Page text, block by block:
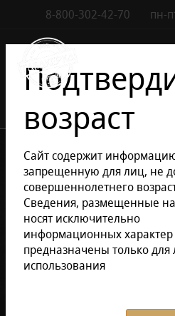
8-800-302-42-70 пн-
Уточнить раздел
возраст
Сайт содержит
запрещенную для лиц, не
совершеннолетнего
Сведения, размещенные на
носят исключительно
информационных характер
предназначены только для
использования
Сигариллы Cafe